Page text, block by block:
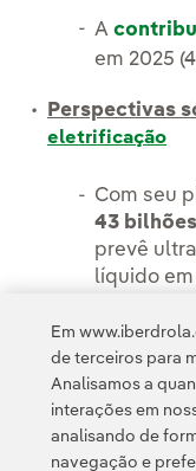
A
em 2025
Perspectivas
eletrificação
Com seu
43
prevê
líquido em
Em
de terceiros para
Analisamos a
interações em
analisando de
navegação e